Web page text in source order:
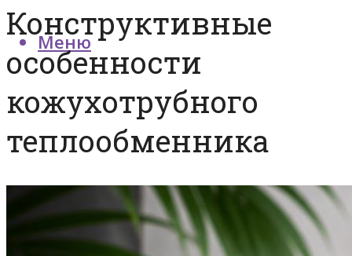
Меню
Конструктивные
особенности
кожухотрубного
теплообменника